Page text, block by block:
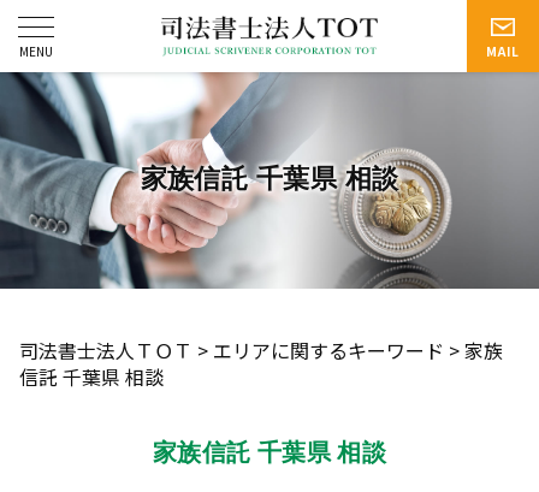
家族信託 千葉県 相談
司法書士法人ＴＯＴ > エリアに関するキーワード >家族
信託 千葉県 相談
家族信託 千葉県 相談